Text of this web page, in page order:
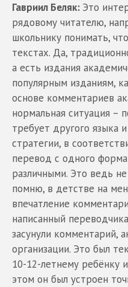
Гавриил Беляк: Это
рядовому читателю,
школьнику понимать,
текстах. Да,
а есть издания
популярным изданиям,
основе комментариев
нормальная ситуация –
требует другого языка
стратегии, в
перевод с одного
различными. Это ведь
помню, в детстве на
впечатление
написанный
засунули комментарий,
организации. Это был
10-12-летнему ребёнку
этом он был устроен